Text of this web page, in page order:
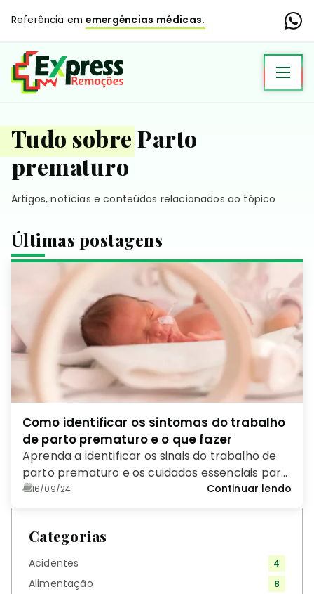
Referência ememergências médicas.
Tudo sobre Parto
prematuro
Artigos, notícias e conteúdos relacionados ao tópico
Últimas postagens
Como identificar os sintomas do trabalho
de parto prematuro e o que fazer
Aprenda a identificar os sinais do trabalho de
parto prematuro e os cuidados essenciais para
proteger sua saúde e a do bebê.
16/09/24 Continuar lendo
Categorias
Acidentes 4
Alimentação 8